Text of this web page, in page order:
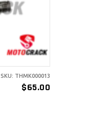
$65.00
SKU: THMK000013